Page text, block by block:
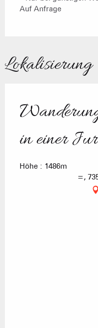
Auf Anfrage
Lokalisierung
in einer
Höhe : 1486m
=,